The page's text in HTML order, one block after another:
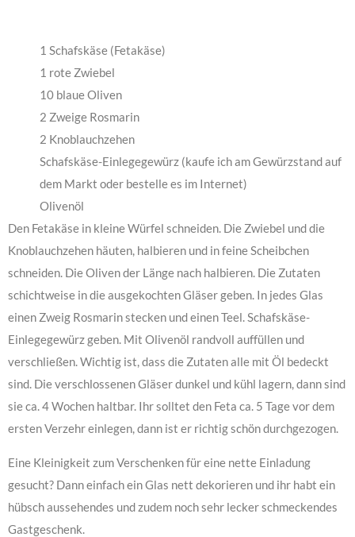
1 Schafskäse (Fetakäse)
1 rote Zwiebel
10 blaue Oliven
2 Zweige Rosmarin
2 Knoblauchzehen
Schafskäse-Einlegegewürz (kaufe ich am Gewürzstand auf
dem Markt oder bestelle es im Internet)
Olivenöl
Den Fetakäse in kleine Würfel schneiden. Die Zwiebel und die
Knoblauchzehen häuten, halbieren und in feine Scheibchen
schneiden. Die Oliven der Länge nach halbieren. Die Zutaten
schichtweise in die ausgekochten Gläser geben. In jedes Glas
einen Zweig Rosmarin stecken und einen Teel. Schafskäse-
Einlegegewürz geben. Mit Olivenöl randvoll auffüllen und
verschließen. Wichtig ist, dass die Zutaten alle mit Öl bedeckt
sind. Die verschlossenen Gläser dunkel und kühl lagern, dann sind
sie ca. 4 Wochen haltbar. Ihr solltet den Feta ca. 5 Tage vor dem
ersten Verzehr einlegen, dann ist er richtig schön durchgezogen.
Eine Kleinigkeit zum Verschenken für eine nette Einladung
gesucht? Dann einfach ein Glas nett dekorieren und ihr habt ein
hübsch aussehendes und zudem noch sehr lecker schmeckendes
Gastgeschenk.